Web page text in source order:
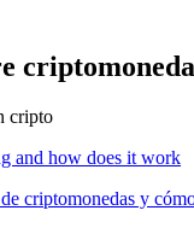
cripto
criptomonedas y